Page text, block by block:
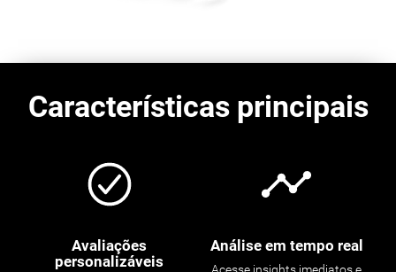
Características principais
Avaliações
personalizáveis
Análise em tempo real